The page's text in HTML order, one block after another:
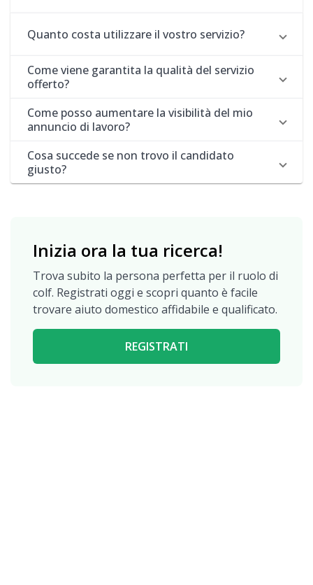
Quanto costa utilizzare il vostro servizio?
Come viene garantita la qualità del servizio
offerto?
Come posso aumentare la visibilità del mio
annuncio di lavoro?
Cosa succede se non trovo il candidato
giusto?
Inizia ora la tua ricerca!
Trova subito la persona perfetta per il ruolo di
colf. Registrati oggi e scopri quanto è facile
trovare aiuto domestico affidabile e qualificato.
REGISTRATI